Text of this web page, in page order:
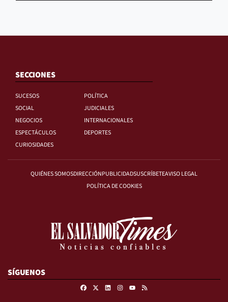
SECCIONES
SUCESOS
POLÍTICA
SOCIAL
JUDICIALES
NEGOCIOS
INTERNACIONALES
ESPECTÁCULOS
DEPORTES
CURIOSIDADES
QUIÉNES SOMOSDIRECCIÓNPUBLICIDADSUSCRÍBETEAVISO LEGAL
POLÍTICA DE COOKIES
SÍGUENOS
FacebookLinkedinInstagram